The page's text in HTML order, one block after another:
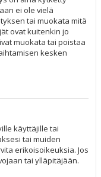
ei ole vielä
tai muokata mitä
ovat kuitenkin jo
muokata tai poistaa
kesken
käyttäjille tai
tai muiden
erikoisoikeuksia. Jos
tai ylläpitäjään.